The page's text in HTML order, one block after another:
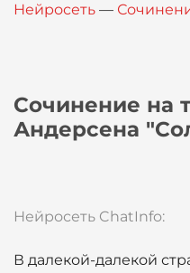
Вход
Нейросеть —
Сочинение на
Андерсена
Нейросеть ChatInfo:
В далекой-далекой